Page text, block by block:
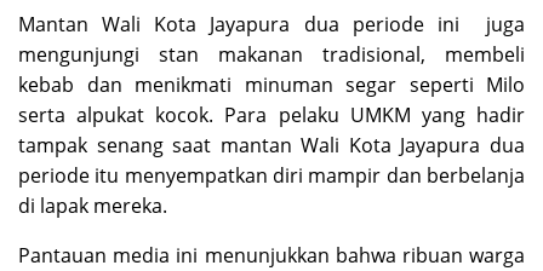
Mantan Wali Kota Jayapura dua periode ini juga
mengunjungi stan makanan tradisional, membeli
kebab dan menikmati minuman segar seperti Milo
serta alpukat kocok. Para pelaku UMKM yang hadir
tampak senang saat mantan Wali Kota Jayapura dua
periode itu menyempatkan diri mampir dan berbelanja
di lapak mereka.
Pantauan media ini menunjukkan bahwa ribuan warga